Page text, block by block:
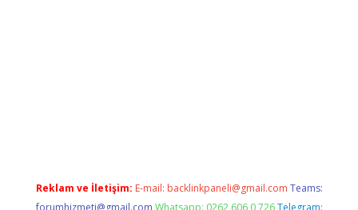
Reklam ve İletişim: E-mail: backlinkpaneli@gmail.com Teams:
forumhizmeti@gmail.com Whatsapp: 0262 606 0 726 Telegram: